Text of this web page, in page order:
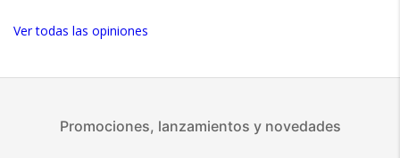
Ver todas las opiniones
Promociones, lanzamientos y novedades